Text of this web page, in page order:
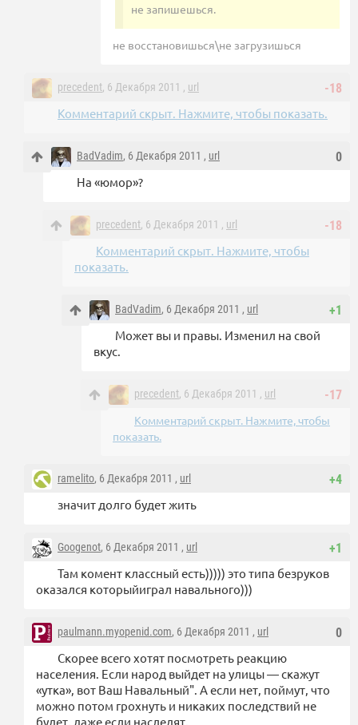
не запишешься.
не восстановишься\не загрузишься
-18
precedent, 6 Декабря 2011 , url
Комментарий скрыт. Нажмите, чтобы показать.
0
BadVadim, 6 Декабря 2011 , url
На «юмор»?
-18
precedent, 6 Декабря 2011 , url
Комментарий скрыт. Нажмите, чтобы
показать.
+1
BadVadim, 6 Декабря 2011 , url
Может вы и правы. Изменил на свой
вкус.
-17
precedent, 6 Декабря 2011 , url
Комментарий скрыт. Нажмите, чтобы
показать.
+4
ramelito, 6 Декабря 2011 , url
значит долго будет жить
+1
Googenot, 6 Декабря 2011 , url
Там комент классный есть))))) это типа безруков
оказался которыйиграл навального)))
0
paulmann.myopenid.com, 6 Декабря 2011 , url
Скорее всего хотят посмотреть реакцию
населения. Если народ выйдет на улицы — скажут
«утка», вот Ваш Навальный". А если нет, поймут, что
можно потом грохнуть и никаких последствий не
будет, даже если наследят.